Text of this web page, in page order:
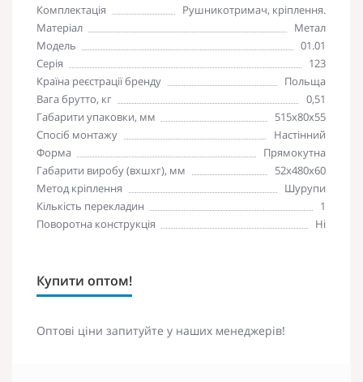
Комплектація
Рушникотримач, кріплення.
Матеріал
Метал
Модель
01.01
Серія
123
Країна реєстрації бренду
Польща
Вага брутто, кг
0,51
Габарити упаковки, мм
515х80х55
Спосіб монтажу
Настінний
Форма
Прямокутна
Габарити виробу (вхшхг), мм
52х480х60
Метод кріплення
Шурупи
Кількість перекладин
1
Поворотна конструкція
Ні
Купити оптом!
Оптові ціни запитуйте у наших менеджерів!